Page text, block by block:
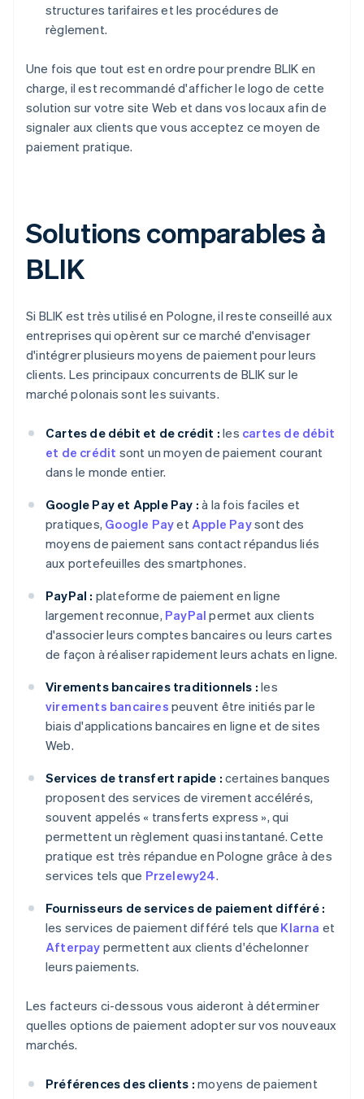
structures tarifaires et les procédures de
règlement.
Une fois que tout est en ordre pour prendre BLIK en
charge, il est recommandé d'afficher le logo de cette
solution sur votre site Web et dans vos locaux afin de
signaler aux clients que vous acceptez ce moyen de
paiement pratique.
Solutions comparables à
BLIK
Si BLIK est très utilisé en Pologne, il reste conseillé aux
entreprises qui opèrent sur ce marché d'envisager
d'intégrer plusieurs moyens de paiement pour leurs
clients. Les principaux concurrents de BLIK sur le
marché polonais sont les suivants.
Cartes de débit et de crédit : les cartes de débit
et de crédit sont un moyen de paiement courant
dans le monde entier.
Google Pay et Apple Pay : à la fois faciles et
pratiques, Google PayetApple Paysont des
moyens de paiement sans contact répandus liés
aux portefeuilles des smartphones.
PayPal : plateforme de paiement en ligne
largement reconnue, PayPal permet aux clients
d'associer leurs comptes bancaires ou leurs cartes
de façon à réaliser rapidement leurs achats en ligne.
Virements bancaires traditionnels : les
virements bancaires peuvent être initiés par le
biais d'applications bancaires en ligne et de sites
Web.
Services de transfert rapide : certaines banques
proposent des services de virement accélérés,
souvent appelés « transferts express », qui
permettent un règlement quasi instantané. Cette
pratique est très répandue en Pologne grâce à des
services tels que Przelewy24.
Fournisseurs de services de paiement différé :
les services de paiement différé tels que Klarna et
Afterpay permettent aux clients d'échelonner
leurs paiements.
Les facteurs ci-dessous vous aideront à déterminer
quelles options de paiement adopter sur vos nouveaux
marchés.
Préférences des clients : moyens de paiement